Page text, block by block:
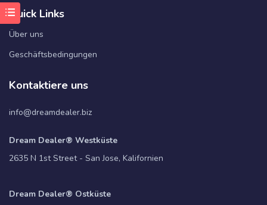
Quick Links
Über uns
Geschäftsbedingungen
Kontaktiere uns
info@dreamdealer.biz
Dream Dealer® Westküste
2635 N 1st Street - San Jose, Kalifornien
Dream Dealer® Ostküste